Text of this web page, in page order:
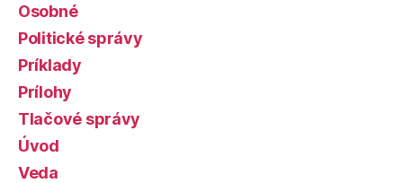
Osobné
Politické správy
Príklady
Prílohy
Tlačové správy
Úvod
Veda